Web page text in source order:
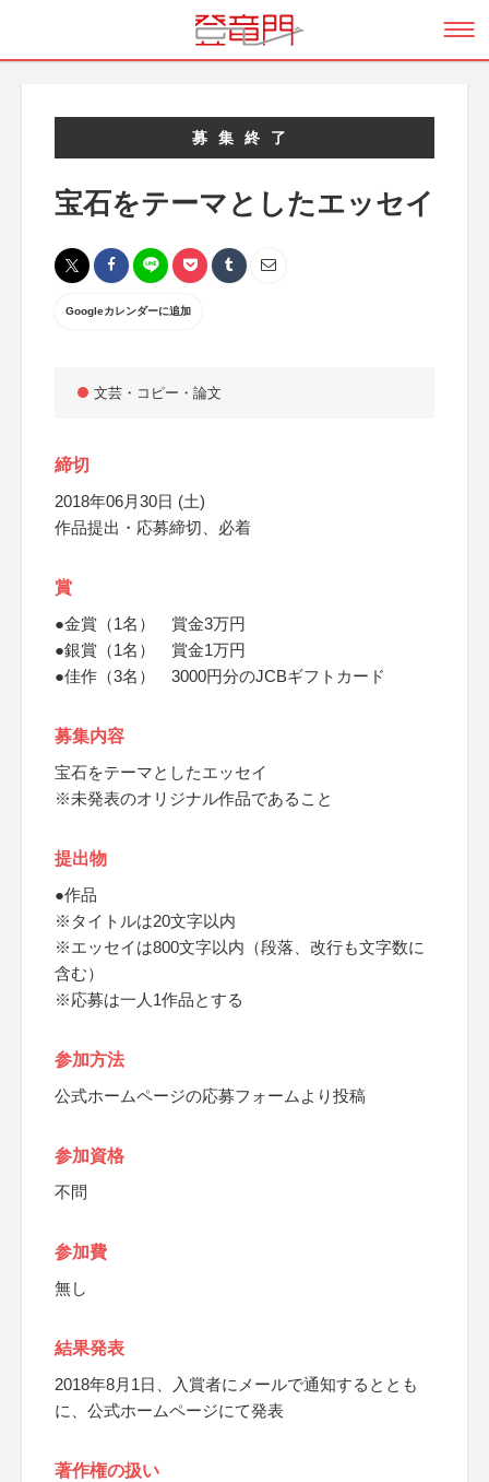
募集終了
宝石をテーマとしたエッセイ
Googleカレンダーに追加
文芸・コピー・論文
締切
2018年06月30日 (土)
作品提出・応募締切、必着
賞
●金賞（1名） 賞金3万円
●銀賞（1名） 賞金1万円
●佳作（3名） 3000円分のJCBギフトカード
募集内容
宝石をテーマとしたエッセイ
※未発表のオリジナル作品であること
提出物
●作品
※タイトルは20文字以内
※エッセイは800文字以内（段落、改行も文字数に
含む）
※応募は一人1作品とする
参加方法
公式ホームページの応募フォームより投稿
参加資格
不問
参加費
無し
結果発表
2018年8月1日、入賞者にメールで通知するととも
に、公式ホームページにて発表
著作権の扱い